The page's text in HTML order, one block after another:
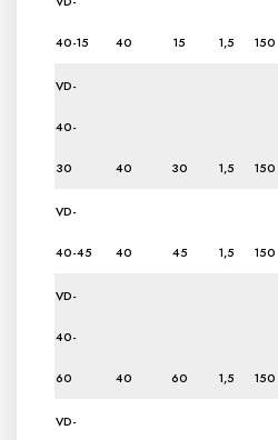
40-15 40 15 1,5 150
VD-
40-
30 40 30 1,5 150
VD-
40-45 40 45 1,5 150
VD-
40-
60 40 60 1,5 150
VD-